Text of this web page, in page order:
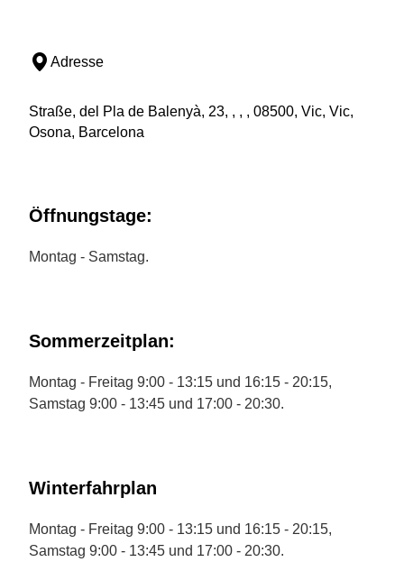
Adresse
Straße, del Pla de Balenyà, 23, , , , 08500, Vic, Vic,
Osona, Barcelona
Öffnungstage:
Montag - Samstag.
Sommerzeitplan:
Montag - Freitag 9:00 - 13:15 und 16:15 - 20:15,
Samstag 9:00 - 13:45 und 17:00 - 20:30.
Winterfahrplan
Montag - Freitag 9:00 - 13:15 und 16:15 - 20:15,
Samstag 9:00 - 13:45 und 17:00 - 20:30.